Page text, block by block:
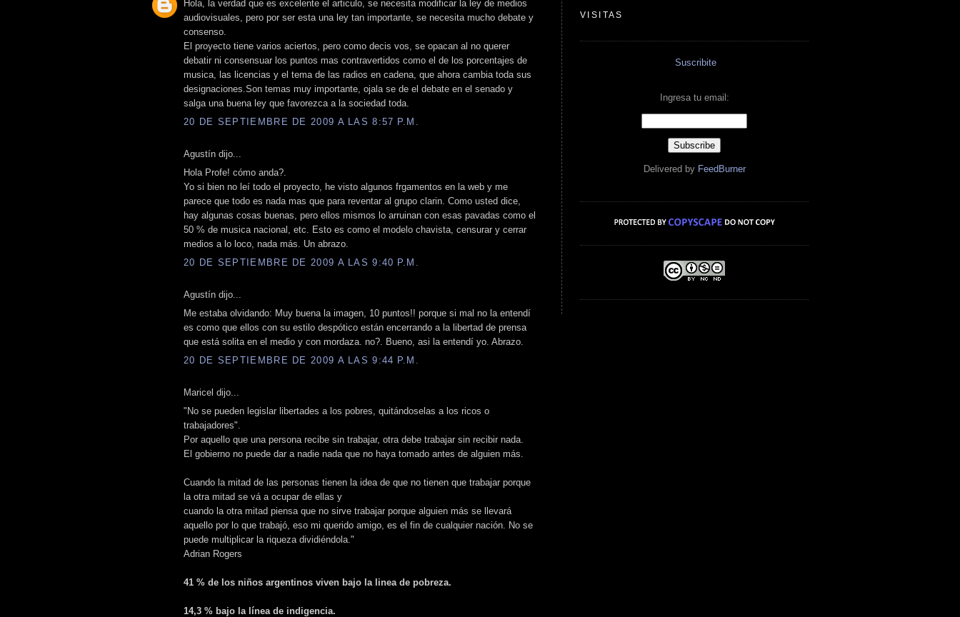
Hola, la verdad que es excelente el articulo, se necesita modificar la ley de medios
audiovisuales, pero por ser esta una ley tan importante, se necesita mucho debate y
consenso.
El proyecto tiene varios aciertos, pero como decis vos, se opacan al no querer
debatir ni consensuar los puntos mas contravertidos como el de los porcentajes de
musica, las licencias y el tema de las radios en cadena, que ahora cambia toda sus
designaciones.Son temas muy importante, ojala se de el debate en el senado y
salga una buena ley que favorezca a la sociedad toda.
20 DE SEPTIEMBRE DE 2009 A LAS 8:57 P.M.
Agustín dijo...
Hola Profe! cómo anda?.
Yo si bien no leí todo el proyecto, he visto algunos frgamentos en la web y me
parece que todo es nada mas que para reventar al grupo clarin. Como usted dice,
hay algunas cosas buenas, pero ellos mismos lo arruinan con esas pavadas como el
50 % de musica nacional, etc. Esto es como el modelo chavista, censurar y cerrar
medios a lo loco, nada más. Un abrazo.
20 DE SEPTIEMBRE DE 2009 A LAS 9:40 P.M.
Agustín dijo...
Me estaba olvidando: Muy buena la imagen, 10 puntos!! porque si mal no la entendí
es como que ellos con su estilo despótico están encerrando a la libertad de prensa
que está solita en el medio y con mordaza. no?. Bueno, asi la entendí yo. Abrazo.
20 DE SEPTIEMBRE DE 2009 A LAS 9:44 P.M.
Maricel dijo...
"No se pueden legislar libertades a los pobres, quitándoselas a los ricos o
trabajadores".
Por aquello que una persona recibe sin trabajar, otra debe trabajar sin recibir nada.
El gobierno no puede dar a nadie nada que no haya tomado antes de alguien más.
Cuando la mitad de las personas tienen la idea de que no tienen que trabajar porque
la otra mitad se vá a ocupar de ellas y
cuando la otra mitad piensa que no sirve trabajar porque alguien más se llevará
aquello por lo que trabajó, eso mi querido amigo, es el fin de cualquier nación. No se
puede multiplicar la riqueza dividiéndola."
Adrian Rogers
41 % de los niños argentinos viven bajo la linea de pobreza.
14,3 % bajo la línea de indigencia.
VISITAS
Suscribite
Ingresa tu email:
Delivered by FeedBurner